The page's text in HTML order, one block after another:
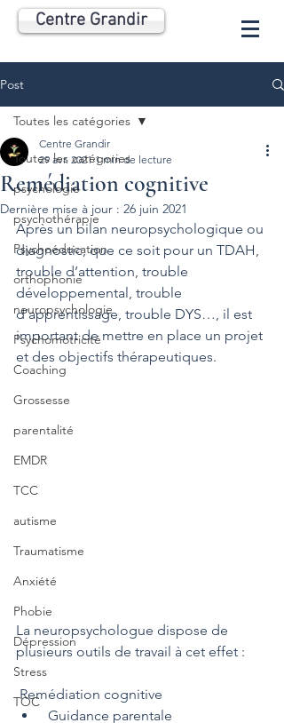
Centre Grandir
Post
Toutes les catégories
psychologie
psychothérapie
Psychoéducation
orthophonie
neuropsychologie
Psychomotricité
Coaching
Grossesse
parentalité
EMDR
TCC
autisme
Traumatisme
Anxiété
Phobie
Dépression
Stress
TOC
Toutes les catégories
Remédiation cognitive
Centre Grandir
29 avr. 2021 1 min de lecture
Dernière mise à jour : 26 juin 2021
Après un bilan neuropsychologique ou
diagnostic, que ce soit pour un TDAH,
trouble d’attention, trouble
développemental, trouble
d’apprentissage, trouble DYS…, il est
important de mettre en place un projet
et des objectifs thérapeutiques.
La neuropsychologue dispose de
plusieurs outils de travail à cet effet :
Remédiation cognitive
Guidance parentale